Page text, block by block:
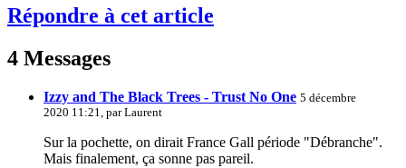
Répondre à cet article
4 Messages
Izzy and The Black Trees - Trust No One 5 décembre
2020 11:21, parLaurent
Sur la pochette, on dirait France Gall période "Débranche".
Mais finalement, ça sonne pas pareil.